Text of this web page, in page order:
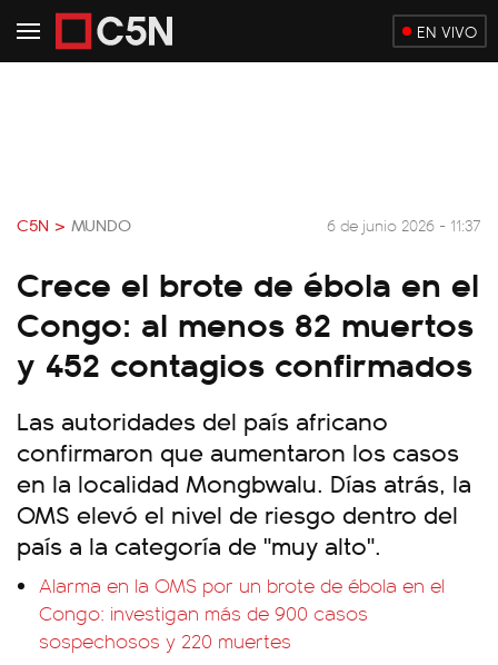
EN VIVO
C5N > MUNDO 6 de junio 2026 - 11:37
Crece el brote de ébola en el
Congo: al menos 82 muertos
y 452 contagios confirmados
Las autoridades del país africano
confirmaron que aumentaron los casos
en la localidad Mongbwalu. Días atrás, la
OMS elevó el nivel de riesgo dentro del
país a la categoría de "muy alto".
Alarma en la OMS por un brote de ébola en el
Congo: investigan más de 900 casos
sospechosos y 220 muertes